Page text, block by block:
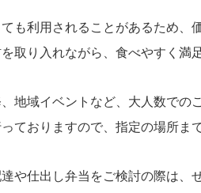
も利用されることがあるため、
取り入れながら、食べやすく満
地域イベントなど、大人数での
ておりますので、指定の場所ま
や仕出し弁当をご検討の際は、